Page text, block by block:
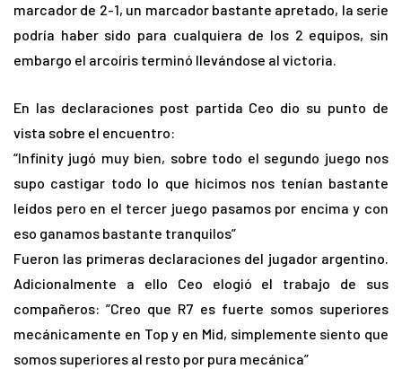
marcador de 2-1, un marcador bastante apretado, la serie
podría haber sido para cualquiera de los 2 equipos, sin
embargo el arcoíris terminó llevándose al victoria.
En las declaraciones post partida Ceo dio su punto de
vista sobre el encuentro:
“Infinity jugó muy bien, sobre todo el segundo juego nos
supo castigar todo lo que hicimos nos tenían bastante
leídos pero en el tercer juego pasamos por encima y con
eso ganamos bastante tranquilos”
Fueron las primeras declaraciones del jugador argentino.
Adicionalmente a ello Ceo elogió el trabajo de sus
compañeros: ”Creo que R7 es fuerte somos superiores
mecánicamente en Top y en Mid, simplemente siento que
somos superiores al resto por pura mecánica”